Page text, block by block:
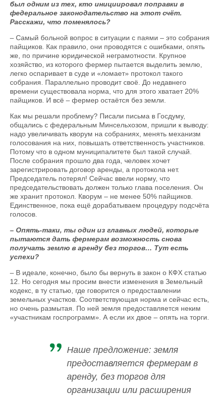
был одним из тех, кто инициировал поправки в
федеральное законодательство на этот счёт.
Расскажи, что поменялось?
– Самый больной вопрос в ситуации с паями – это собрания
пайщиков. Как правило, они проводятся с ошибками, опять
же, по причине юридической неграмотности. Крупное
хозяйство, из которого фермер пытается выделить землю,
легко оспаривает в суде и «ломает» протокол такого
собрания. Параллельно проводит своё. До недавнего
времени существовала норма, что для этого хватает 20%
пайщиков. И всё – фермер остаётся без земли.
Как мы решали проблему? Писали письма в Госдуму,
общались с федеральным Минсельхозом, пришли к выводу:
надо увеличивать кворум на собраниях, менять механизм
голосования на них, повышать ответственность участников.
Потому что в одном муниципалитете был такой случай.
После собрания прошло два года, человек хочет
зарегистрировать договор аренды, а протокола нет.
Председатель потерял! Сейчас ввели норму, что
председательствовать должен только глава поселения. Он
же хранит протокол. Кворум – не менее 50% пайщиков.
Единственное, пока ещё дорабатываем процедуру подсчёта
голосов.
– Опять-таки, ты один из главных людей, которые
пытаются дать фермерам возможность снова
получать землю в аренду без торгов… Тут есть
успехи?
– В идеале, конечно, было бы вернуть в закон о КФХ статью
12. Но сегодня мы просим внести изменения в Земельный
кодекс, в ту статью, где говорится о предоставлении
земельных участков. Соответствующая норма и сейчас есть,
но очень размытая. По ней земля предоставляется неким
«участникам госпрограмм». А если их двое – опять на торги.
Наше предложение: земля
предоставляется фермерам в
аренду, без торгов для
организации или расширения